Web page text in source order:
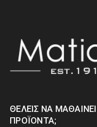
ΘΈΛΕΙΣ ΝΑ
ΠΡΟΪΌΝΤΑ;